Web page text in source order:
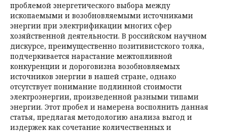
проблемой энергетического выбора между
ископаемыми и возобновляемыми источниками
энергии при электрификации многих сфер
хозяйственной деятельности. В российском научном
дискурсе, преимущественно позитивистского толка,
подчеркивается нарас­тание межтопливной
конкуренции и дороговизна возобновляемых
источников энергии в нашей стране, однако
отсутствует понимание подлинной стоимости
электроэнергии, произведенной разными типами
энергии. Этот пробел и намерена восполнить данная
статья, предлагая методологию анализа выгод и
издержек как сочетание количественных и